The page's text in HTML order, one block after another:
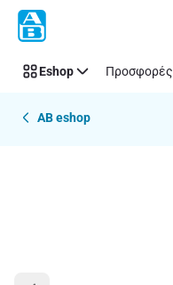
Παράλειψη
Eshop Προσφορές
AB eshop